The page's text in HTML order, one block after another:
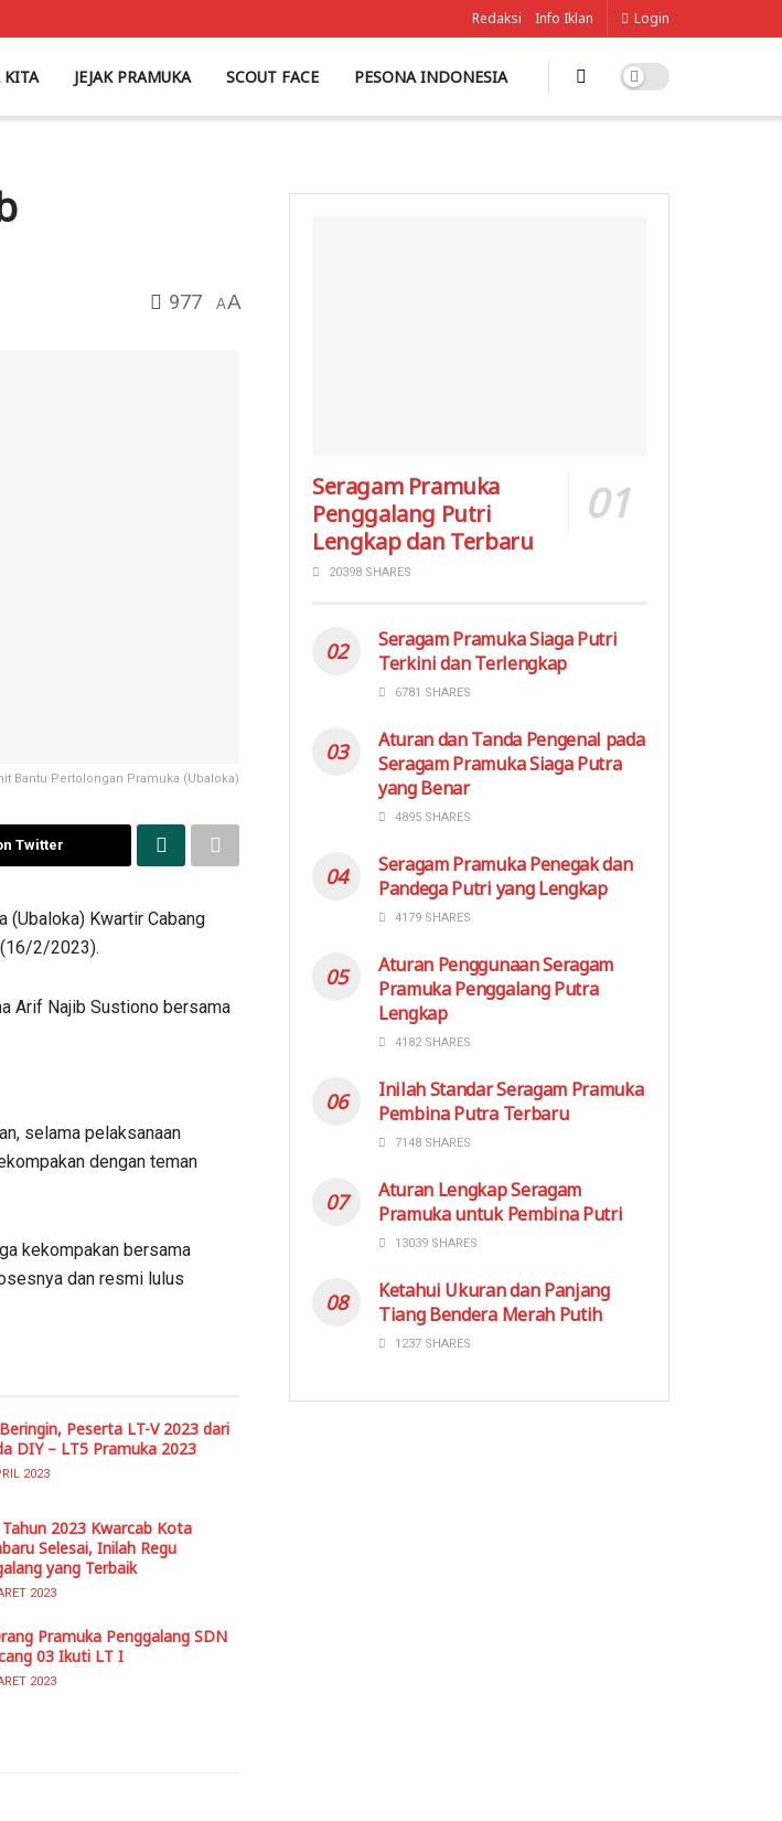
Redaksi Info Iklan Login
KITA JEJAK PRAMUKA SCOUT FACE PESONA INDONESIA
977 AA
Bantu Pertolongan Pramuka (Ubaloka)
Twitter
(Ubaloka) Kwartir Cabang
(16/2/2023).
Arif Najib Sustiono bersama
selama pelaksanaan
dengan teman
kekompakan bersama
dan resmi lulus
Peserta LT-V 2023 dari
DIY – LT5 Pramuka 2023
2023
2023 Kwarcab Kota
Selesai, Inilah Regu
yang Terbaik
2023
Pramuka Penggalang SDN
03 Ikuti LT I
2023
Seragam Pramuka
Penggalang Putri
Lengkap dan Terbaru
20398 SHARES
Seragam Pramuka Siaga Putri
Terkini dan Terlengkap
6781 SHARES
Aturan dan Tanda Pengenal pada
Seragam Pramuka Siaga Putra
yang Benar
4895 SHARES
Seragam Pramuka Penegak dan
Pandega Putri yang Lengkap
4179 SHARES
Aturan Penggunaan Seragam
Pramuka Penggalang Putra
Lengkap
4182 SHARES
Inilah Standar Seragam Pramuka
Pembina Putra Terbaru
7148 SHARES
Aturan Lengkap Seragam
Pramuka untuk Pembina Putri
13039 SHARES
Ketahui Ukuran dan Panjang
Tiang Bendera Merah Putih
1237 SHARES